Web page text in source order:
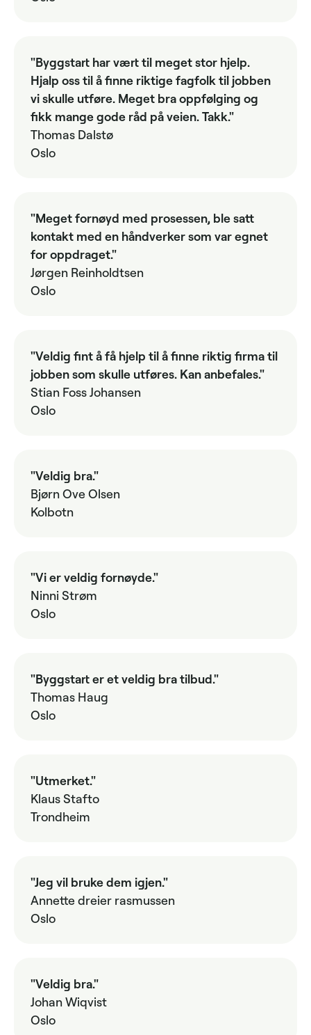
"Byggstart har vært til meget stor hjelp.
Hjalp oss til å finne riktige fagfolk til jobben
vi skulle utføre. Meget bra oppfølging og
fikk mange gode råd på veien. Takk."
Thomas Dalstø
Oslo
"Meget fornøyd med prosessen, ble satt
kontakt med en håndverker som var egnet
for oppdraget."
Jørgen Reinholdtsen
Oslo
"Veldig fint å få hjelp til å finne riktig firma til
jobben som skulle utføres. Kan anbefales."
Stian Foss Johansen
Oslo
"Veldig bra."
Bjørn Ove Olsen
Kolbotn
"Vi er veldig fornøyde."
Ninni Strøm
Oslo
"Byggstart er et veldig bra tilbud."
Thomas Haug
Oslo
"Utmerket."
Klaus Stafto
Trondheim
"Jeg vil bruke dem igjen."
Annette dreier rasmussen
Oslo
"Veldig bra."
Johan Wiqvist
Oslo